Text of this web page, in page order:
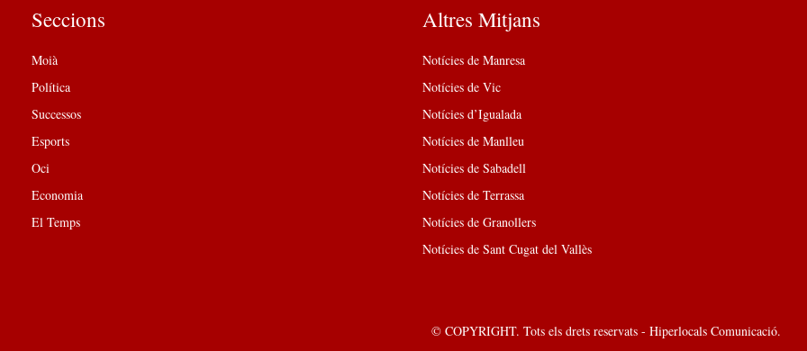
Seccions
Moià
Política
Successos
Esports
Oci
Economia
El Temps
Altres Mitjans
Notícies de Manresa
Notícies de Vic
Notícies d’Igualada
Notícies de Manlleu
Notícies de Sabadell
Notícies de Terrassa
Notícies de Granollers
Notícies de Sant Cugat del Vallès
© COPYRIGHT. Tots els drets reservats - Hiperlocals Comunicació.